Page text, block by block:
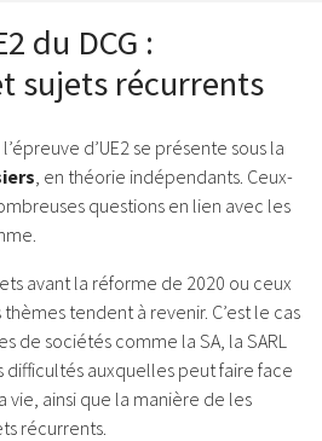
du DCG :
sujets récurrents
d’UE2 se présente sous la
, en théorie indépendants. Ceux-
questions en lien avec les
avant la réforme de 2020 ou ceux
tendent à revenir. C’est le cas
de sociétés comme la SA, la SARL
difficultés auxquelles peut faire face
vie, ainsi que la manière de les
récurrents.